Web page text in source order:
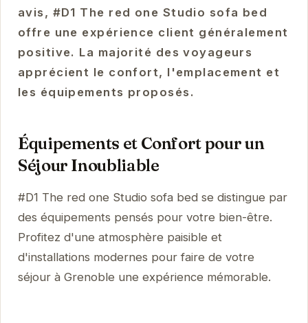
avis, #D1 The red one Studio sofa bed
offre une expérience client généralement
positive. La majorité des voyageurs
apprécient le confort, l'emplacement et
les équipements proposés.
Équipements et Confort pour un
Séjour Inoubliable
#D1 The red one Studio sofa bed se distingue par
des équipements pensés pour votre bien-être.
Profitez d'une atmosphère paisible et
d'installations modernes pour faire de votre
séjour à Grenoble une expérience mémorable.